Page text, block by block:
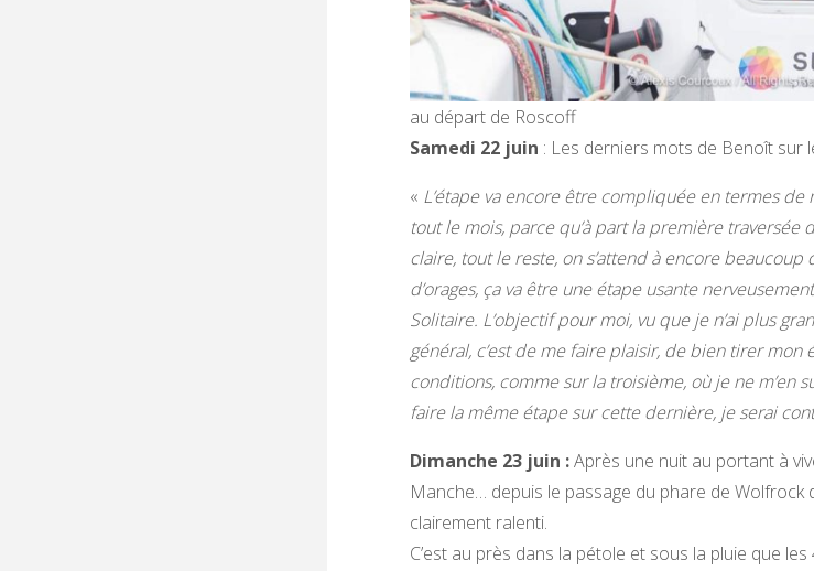
au départ de Roscoff
Samedi 22 juin : Les derniers mots de Benoît sur
« L’étape va encore être compliquée en termes
tout le mois, parce qu’à part la première traversée
claire, tout le reste, on s’attend à encore beaucoup
d’orages, ça va être une étape usante
Solitaire. L’objectif pour moi, vu que je n’ai plus
général, c’est de me faire plaisir, de bien tirer mon
conditions, comme sur la troisième, où je ne m’en
faire la même étape sur cette dernière, je serai
Dimanche 23 juin :Après une nuit au portant à
Manche… depuis le passage du phare de Wolfrock
clairement ralenti.
C’est au près dans la pétole et sous la pluie que